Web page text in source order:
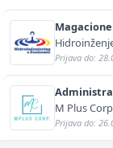
Prijava do:
M Plus Corp
Prijava do: